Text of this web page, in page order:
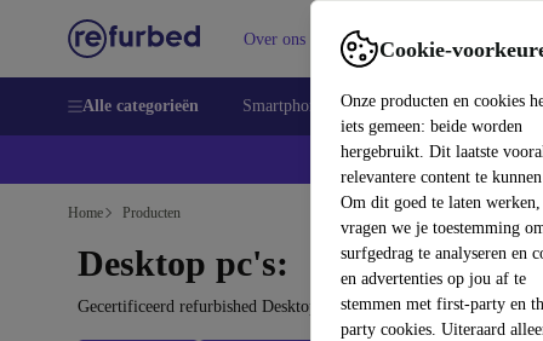
Cookie-
Onze producten en cookies
iets gemeen: beide worden
hergebruikt. Dit laatste
relevantere content te
Om dit goed te laten werken,
vragen we je toestemming
surfgedrag te analyseren en
en advertenties op jou af te
stemmen met first-party en
party cookies. Uiteraard
Over ons Verkopen Support
Alle categorieën Smartphones Laptops Tablets
Home Producten
Desktop pc's:
Gecertificeerd refurbished Desktop pc's onder 3000€ – bespaar